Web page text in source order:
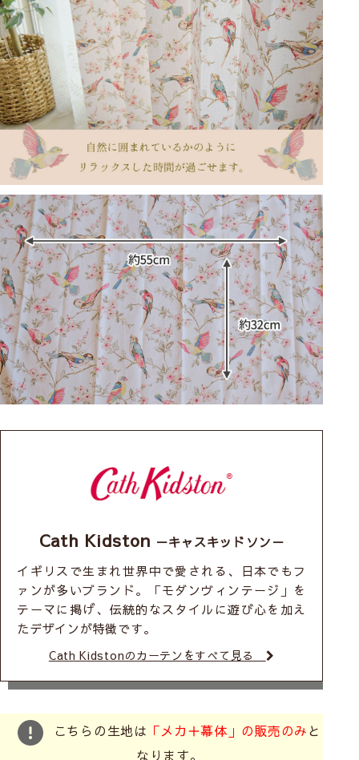
Cath Kidston －キャスキッドソン－
イギリスで生まれ世界中で愛される、日本でもフ
ァンが多いブランド。「モダンヴィンテージ」を
テーマに掲げ、伝統的なスタイルに遊び心を加え
たデザインが特徴です。
Cath Kidstonのカーテンをすべて見る
こちらの生地は 「メカ＋幕体」の販売のみと
なります。